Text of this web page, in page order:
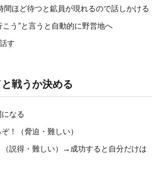
間ほど待つと鉱員が現れるので話しかける
こう”と言うと自動的に野営地へ
す
戦うか決める
なる
！（脅迫・難しい）
説得・難しい）→成功すると自分だけは